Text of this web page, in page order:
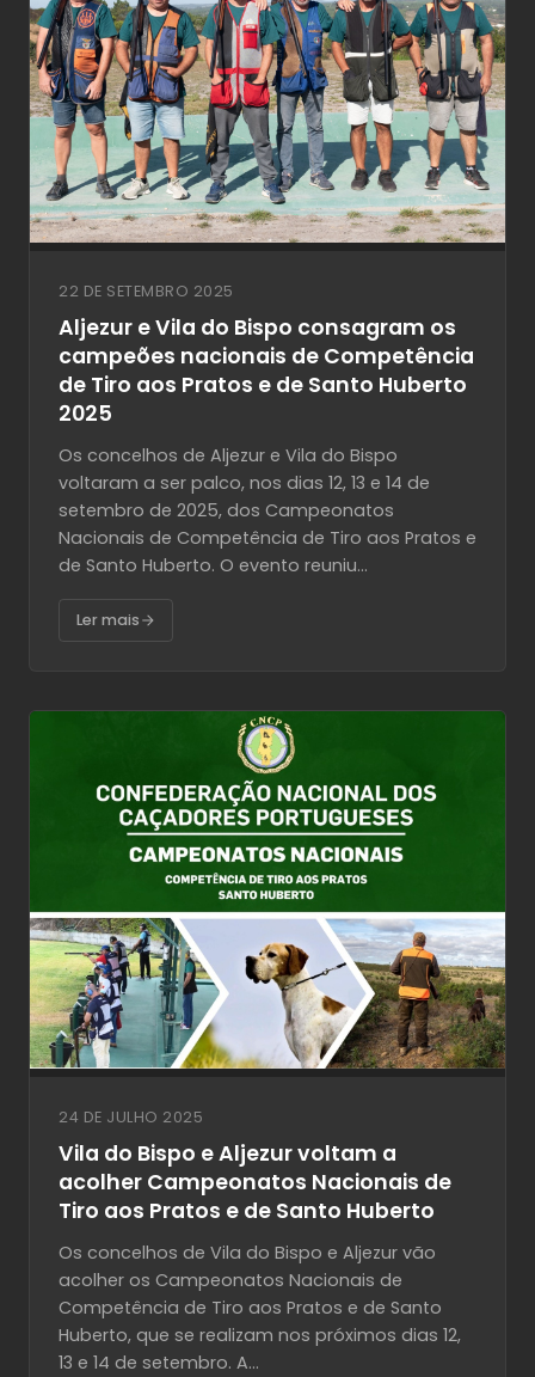
22 DE SETEMBRO 2025
Aljezur e Vila do Bispo consagram os
campeões nacionais de Competência
de Tiro aos Pratos e de Santo Huberto
2025
Os concelhos de Aljezur e Vila do Bispo
voltaram a ser palco, nos dias 12, 13 e 14 de
setembro de 2025, dos Campeonatos
Nacionais de Competência de Tiro aos Pratos e
de Santo Huberto. O evento reuniu...
Ler mais
24 DE JULHO 2025
Vila do Bispo e Aljezur voltam a
acolher Campeonatos Nacionais de
Tiro aos Pratos e de Santo Huberto
Os concelhos de Vila do Bispo e Aljezur vão
acolher os Campeonatos Nacionais de
Competência de Tiro aos Pratos e de Santo
Huberto, que se realizam nos próximos dias 12,
13 e 14 de setembro. A...